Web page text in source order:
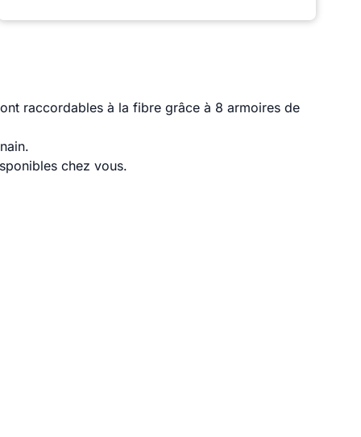
raccordables à la fibre grâce à 8 armoires de
chez vous.